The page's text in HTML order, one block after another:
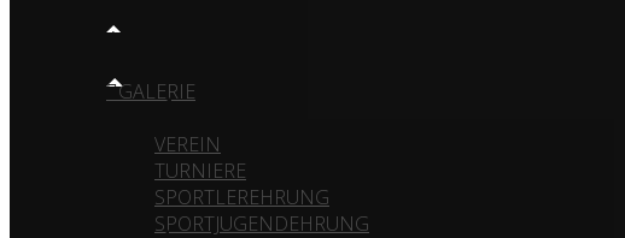
MEDIA
GALERIE
VEREIN
TURNIERE
SPORTLEREHRUNG
SPORTJUGENDEHRUNG